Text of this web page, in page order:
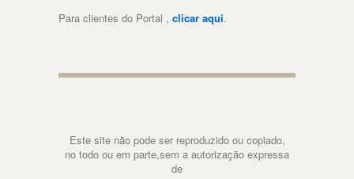
Para clientes do Portal , clicar aqui.
Este site não pode ser reproduzido ou copiado,
no todo ou em parte,sem a autorização expressa
de